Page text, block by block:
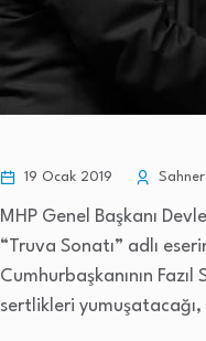
19 Ocak 2019
MHP Genel Başkanı
“Truva Sonatı” adlı
Cumhurbaşkanının
sertlikleri